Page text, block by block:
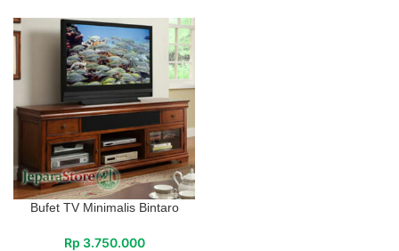
Bufet TV Minimalis Bintaro
Rp 3.750.000